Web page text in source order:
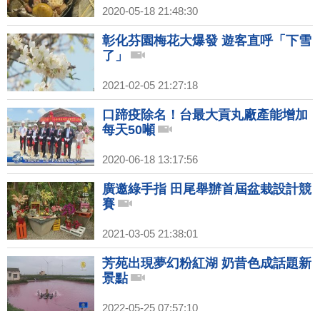
2020-05-18 21:48:30
彰化芬園梅花大爆發 遊客直呼「下雪
了」
2021-02-05 21:27:18
口蹄疫除名！台最大貢丸廠產能增加
每天50噸
2020-06-18 13:17:56
廣邀綠手指 田尾舉辦首屆盆栽設計競
賽
2021-03-05 21:38:01
芳苑出現夢幻粉紅湖 奶昔色成話題新
景點
2022-05-25 07:57:10